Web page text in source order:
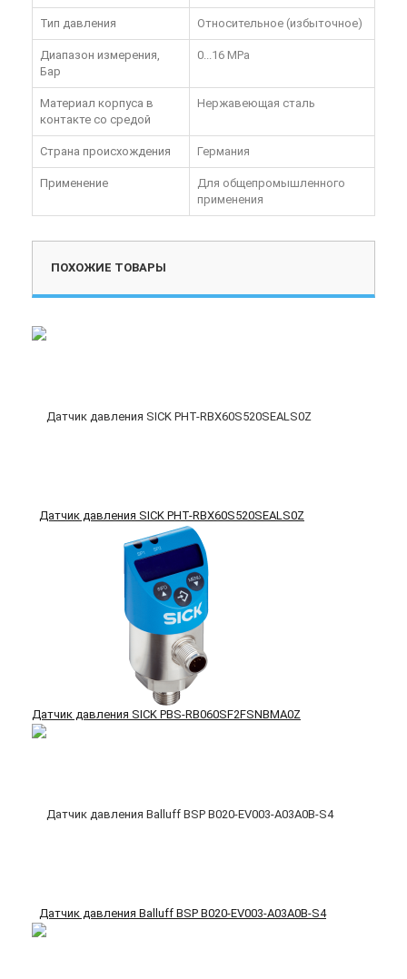
Тип давления Относительное (избыточное)
Диапазон измерения,
Бар
0...16 MPa
Материал корпуса в
контакте со средой
Нержавеющая сталь
Страна происхождения Германия
Применение
Для общепромышленного
применения
ПОХОЖИЕ ТОВАРЫ
Датчик давления SICK PHT-RBX60S520SEALS0Z
Датчик давления SICK PBS-RB060SF2FSNBMA0Z
Датчик давления Balluff BSP B020-EV003-A03A0B-S4